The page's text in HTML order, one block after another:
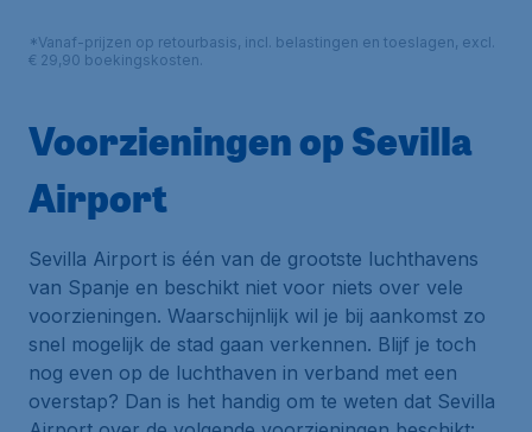
*Vanaf-prijzen op retourbasis, incl. belastingen en toeslagen, excl.
€ 29,90 boekingskosten.
Voorzieningen op Sevilla
Airport
Sevilla Airport is één van de grootste luchthavens
van Spanje en beschikt niet voor niets over vele
voorzieningen. Waarschijnlijk wil je bij aankomst zo
snel mogelijk de stad gaan verkennen. Blijf je toch
nog even op de luchthaven in verband met een
overstap? Dan is het handig om te weten dat Sevilla